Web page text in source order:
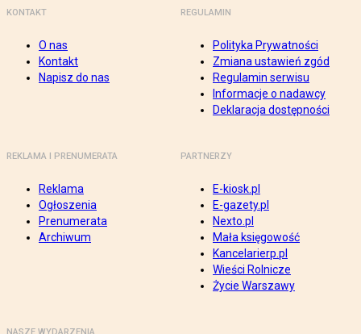
KONTAKT
O nas
Kontakt
Napisz do nas
REGULAMIN
Polityka Prywatności
Zmiana ustawień zgód
Regulamin serwisu
Informacje o nadawcy
Deklaracja dostępności
REKLAMA I PRENUMERATA
Reklama
Ogłoszenia
Prenumerata
Archiwum
PARTNERZY
E-kiosk.pl
E-gazety.pl
Nexto.pl
Mała księgowość
Kancelarierp.pl
Wieści Rolnicze
Życie Warszawy